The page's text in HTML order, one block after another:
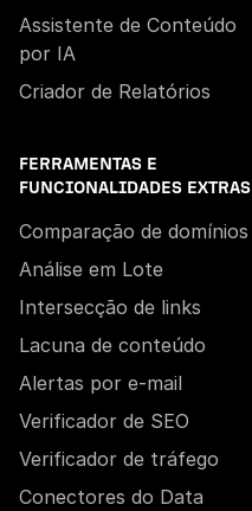
Assistente de Conteúdo
por IA
Criador de Relatórios
FERRAMENTAS E
FUNCIONALIDADES EXTRAS
Comparação de domínios
Análise em Lote
Intersecção de links
Lacuna de conteúdo
Alertas por e-mail
Verificador de SEO
Verificador de tráfego
Conectores do Data